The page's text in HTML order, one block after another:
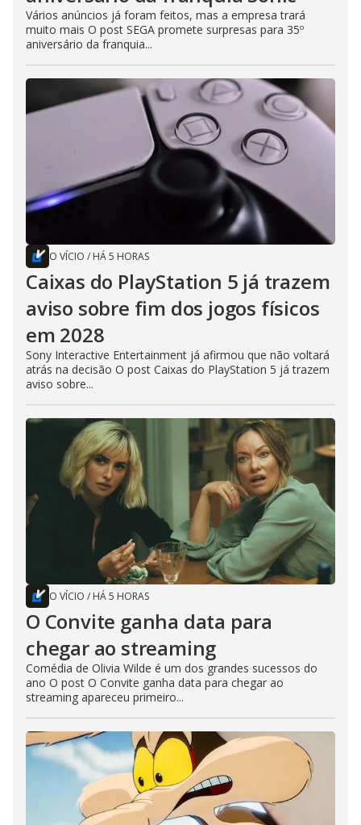
Vários anúncios já foram feitos, mas a empresa trará
muito mais O post SEGA promete surpresas para 35º
aniversário da franquia...
O VÍCIO / HÁ 5 HORAS
Caixas do PlayStation 5 já trazem
aviso sobre fim dos jogos físicos
em 2028
Sony Interactive Entertainment já afirmou que não voltará
atrás na decisão O post Caixas do PlayStation 5 já trazem
aviso sobre...
O VÍCIO / HÁ 5 HORAS
O Convite ganha data para
chegar ao streaming
Comédia de Olivia Wilde é um dos grandes sucessos do
ano O post O Convite ganha data para chegar ao
streaming apareceu primeiro...